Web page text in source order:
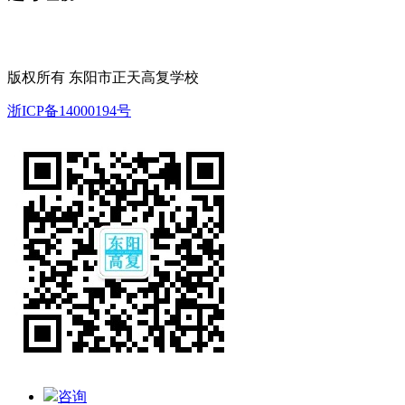
版权所有 东阳市正天高复学校
浙ICP备14000194号
咨询